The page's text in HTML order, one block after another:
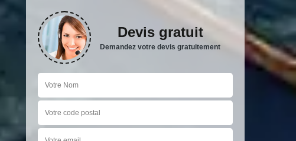
Devis gratuit
Demandez votre devis gratuitement